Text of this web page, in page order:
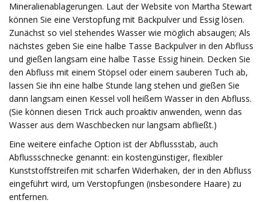
Mineralienablagerungen. Laut der Website von Martha Stewart
können Sie eine Verstopfung mit Backpulver und Essig lösen.
Zunächst so viel stehendes Wasser wie möglich absaugen; Als
nächstes geben Sie eine halbe Tasse Backpulver in den Abfluss
und gießen langsam eine halbe Tasse Essig hinein. Decken Sie
den Abfluss mit einem Stöpsel oder einem sauberen Tuch ab,
lassen Sie ihn eine halbe Stunde lang stehen und gießen Sie
dann langsam einen Kessel voll heißem Wasser in den Abfluss.
(Sie können diesen Trick auch proaktiv anwenden, wenn das
Wasser aus dem Waschbecken nur langsam abfließt.)
Eine weitere einfache Option ist der Abflussstab, auch
Abflussschnecke genannt: ein kostengünstiger, flexibler
Kunststoffstreifen mit scharfen Widerhaken, der in den Abfluss
eingeführt wird, um Verstopfungen (insbesondere Haare) zu
entfernen.